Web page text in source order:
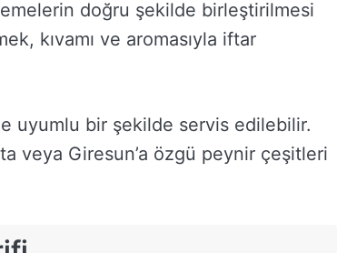
doğru şekilde birleştirilmesi
kıvamı ve aromasıyla iftar
uyumlu bir şekilde servis edilebilir.
veya Giresun’a özgü peynir çeşitleri